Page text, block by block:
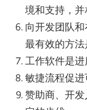
境和支持，并
向开发团队
最有效的方法
工作软件是进
敏捷流程促进
赞助商、开